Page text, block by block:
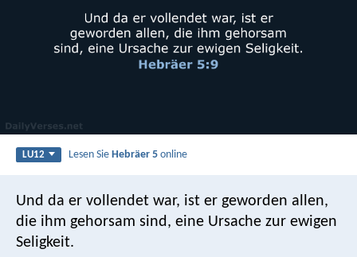
LU12 Lesen SieHebräer 5 online
Und da er vollendet war, ist er geworden allen,
die ihm gehorsam sind, eine Ursache zur ewigen
Seligkeit.